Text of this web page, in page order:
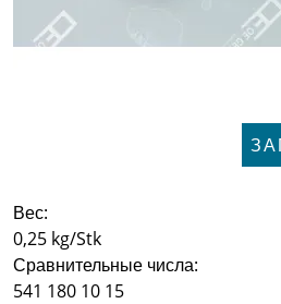
Вес:
0,25 kg/Stk
Сравнительные числа:
541 180 10 15